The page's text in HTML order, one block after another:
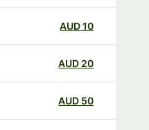
AUD
20
AUD
50
AUD